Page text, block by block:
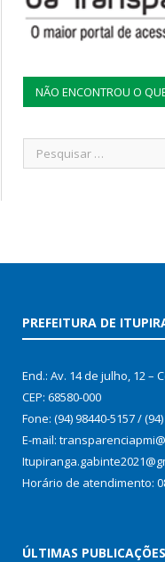
NÃO ENCONTROU O
PREFEITURA DE
End.: Av. 14 de julho, 12 –
CEP: 68580-000
Fone: (94) 98440-5157 /
E-mail:
Horário de atendimento:
ÚLTIMAS PUBLICAÇÕES